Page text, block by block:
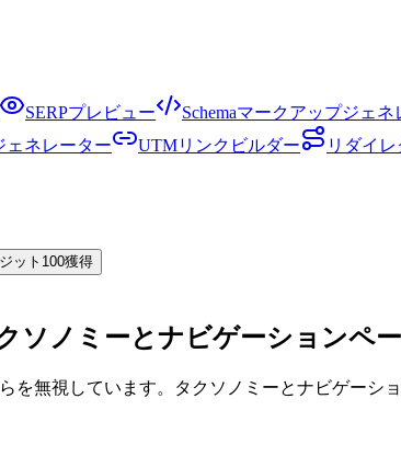
SERPプレビュー Schemaマークアップジェネ
ェネレーター UTMリンクビルダー リダイ
ット100獲得
ソノミーとナビゲーションペ
を無視しています。タクソノミーとナビゲー